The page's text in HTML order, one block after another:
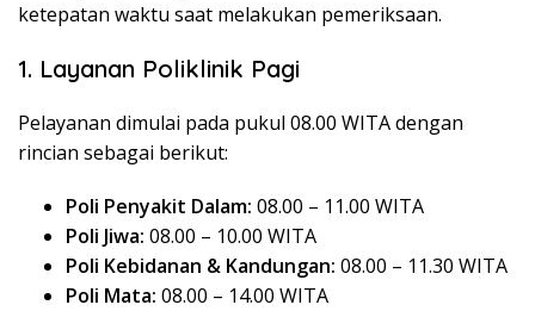
ketepatan waktu saat melakukan pemeriksaan.
1. Layanan Poliklinik Pagi
Pelayanan dimulai pada pukul 08.00 WITA dengan
rincian sebagai berikut:
Poli Penyakit Dalam: 08.00 – 11.00 WITA
Poli Jiwa: 08.00 – 10.00 WITA
Poli Kebidanan & Kandungan: 08.00 – 11.30 WITA
Poli Mata: 08.00 – 14.00 WITA